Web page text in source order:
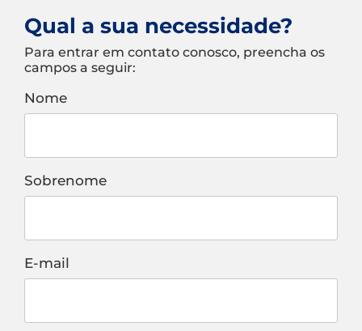
Qual a sua necessidade?
Para entrar em contato conosco, preencha os
campos a seguir:
Nome
Sobrenome
E-mail